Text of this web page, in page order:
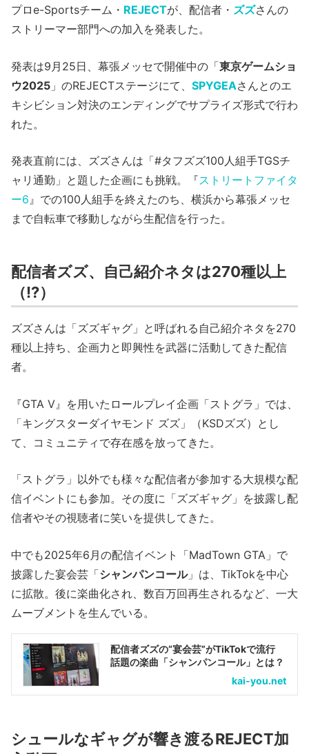
プロe-Sportsチーム・ REJECTが、配信者・ ズズさんの
ストリーマー部門への加入を発表した。
発表は9月25日、幕張メッセで開催中の「東京ゲームショ
ウ2025 」のREJECTステージにて、 SPYGEAさんとのエ
キシビション対決のエンディングでサプライズ形式で行わ
れた。
発表直前には、ズズさんは「#タフズズ100人組手TGSチ
ャリ通勤」と題した企画にも挑戦。『ストリートファイタ
ー6』での100人組手を終えたのち、横浜から幕張メッセ
まで自転車で移動しながら生配信を行った。
配信者ズズ、自己紹介ネタは270種以上
（!?）
ズズさんは「ズズギャグ」と呼ばれる自己紹介ネタを270
種以上持ち、企画力と即興性を武器に活動してきた配信
者。
『GTA V』を用いたロールプレイ企画「ストグラ」では、
「キングスターダイヤモンド ズズ」（KSDズズ）とし
て、コミュニティで存在感を放ってきた。
「ストグラ」以外でも様々な配信者が参加する大規模な配
信イベントにも参加。その度に「ズズギャグ」を披露し配
信者やその視聴者に笑いを提供してきた。
中でも2025年6月の配信イベント「MadTown GTA」で
披露した宴会芸「シャンパンコール」は、TikTokを中心
に拡散。後に楽曲化され、数百万回再生されるなど、一大
ムーブメントを生んでいる。
配信者ズズの“宴会芸”がTikTokで流行
話題の楽曲「シャンパンコール」とは？
kai-you.net
シュールなギャグが響き渡るREJECT加